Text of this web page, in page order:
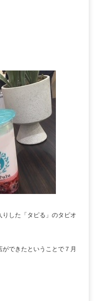
りした「タピる」のタピオ
できたということで７月